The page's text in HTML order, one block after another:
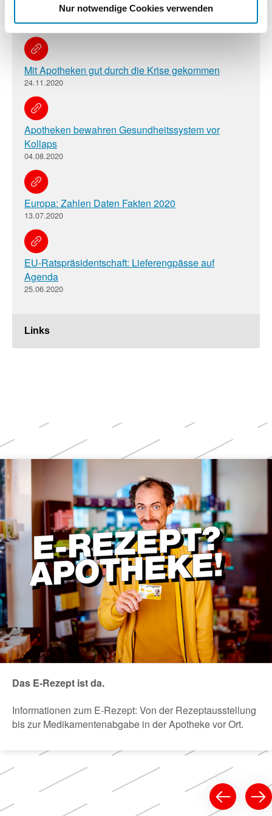
Nur notwendige Cookies verwenden
Links
5 Jahre Newsroom
28.06.2022
Mit Apotheken gut durch die Krise gekommen
24.11.2020
Apotheken bewahren Gesundheitssystem vor
Kollaps
04.08.2020
Europa: Zahlen Daten Fakten 2020
13.07.2020
EU-Ratspräsidentschaft: Lieferengpässe auf
Agenda
25.06.2020
Weitere
Themen
Das E-Rezept ist da.
Informationen zum E-Rezept: Von der Rezeptausstellung
bis zur Medikamentenabgabe in der Apotheke vor Ort.